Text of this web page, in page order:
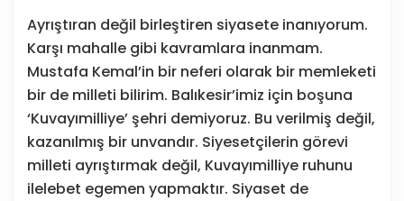
Ayrıştıran değil birleştiren siyasete inanıyorum.
Karşı mahalle gibi kavramlara inanmam.
Mustafa Kemal’in bir neferi olarak bir memleketi
bir de milleti bilirim. Balıkesir’imiz için boşuna
‘Kuvayımilliye’ şehri demiyoruz. Bu verilmiş değil,
kazanılmış bir unvandır. Siyesetçilerin görevi
milleti ayrıştırmak değil, Kuvayımilliye ruhunu
ilelebet egemen yapmaktır. Siyaset de